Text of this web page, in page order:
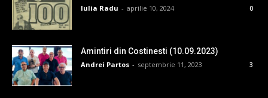
Iulia Radu - aprilie 10, 2024 0
Amintiri din Costinesti (10.09.2023)
Andrei Partos - septembrie 11, 2023 3